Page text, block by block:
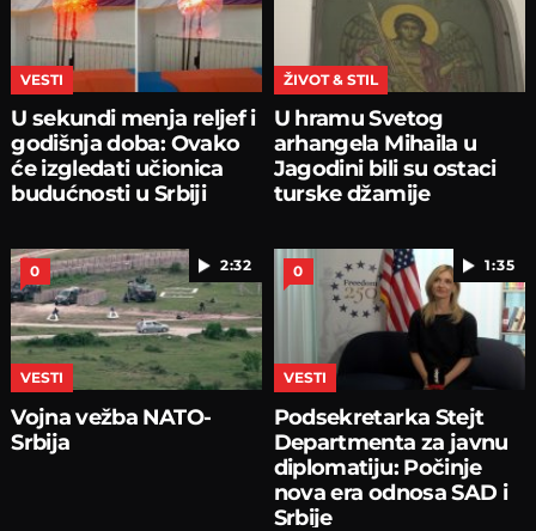
VESTI
U sekundi menja reljef i
godišnja doba: Ovako
će izgledati učionica
budućnosti u Srbiji
ŽIVOT & STIL
U hramu Svetog
arhangela Mihaila u
Jagodini bili su ostaci
turske džamije
2:32
0
VESTI
Vojna vežba NATO-
Srbija
1:35
0
VESTI
Podsekretarka Stejt
Departmenta za javnu
diplomatiju: Počinje
nova era odnosa SAD i
Srbije